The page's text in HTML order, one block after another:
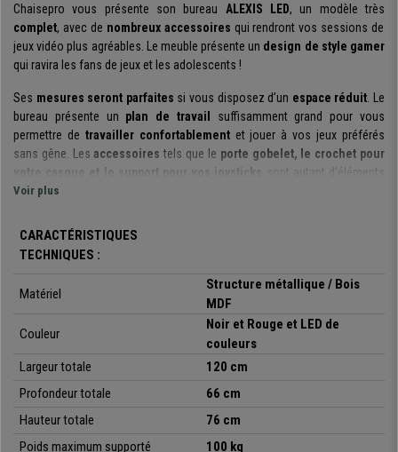
Chaisepro vous présente son bureau ALEXIS LED, un modèle très
complet, avec de nombreux accessoires qui rendront vos sessions de
jeux vidéo plus agréables. Le meuble présente un design de style gamer
qui ravira les fans de jeux et les adolescents !
Ses mesures seront parfaites si vous disposez d’un espace réduit. Le
bureau présente un plan de travail
suffisamment grand pour vous
permettre de travailler confortablementet jouer à vos jeux préférés
sans gêne. Lesaccessoires tels que le porte gobelet, le crochet pour
votre casque et le support pour vos joysticks
sont autant d’éléments
qui amélioreront considérablement votre expérience.
sportives vous transporteront dans un autre univers ! Il s’agit d’un meuble
qui apporteraune touche de gaming sportive
technologie RGB, sur les
rajoute une
touche de style à l’ensemble. Grâce à lamanette de
choisir la couleur, le type d’illumination,
l’intensité et la vitesse de rotation des couleurs. La manipulation est
trèsintuitiveet elle vous garantit une vraie sensation d’immersion !
Il convient de souligner que la surface de travail
étudiée
pour vous permettre d’améliorer votre positionnement face à
Voir plus
CARACTÉRISTIQUES
TECHNIQUES :
Matériel
Structure métallique / Bois
MDF
Couleur
Noir et Rouge et LED de
couleurs
Largeur totale
120 cm
Profondeur totale
66 cm
Hauteur totale
76 cm
Poids maximum supporté
100 kg